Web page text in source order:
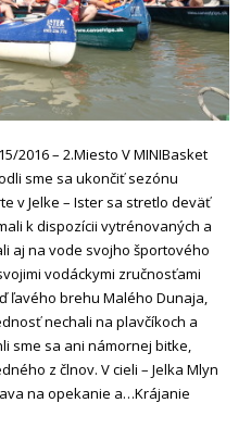
2016 – 2.Miesto V MINIBasket
sme sa ukončiť sezónu
v Jelke – Ister sa stretlo deväť
k dispozícii vytrénovaných a
aj na vode svojho športového
vodáckymi zručnosťami
ľavého brehu Malého Dunaja,
nechali na plavčíkoch a
sme sa ani námornej bitke,
z člnov. V cieli – Jelka Mlyn
na opekanie a…Krájanie